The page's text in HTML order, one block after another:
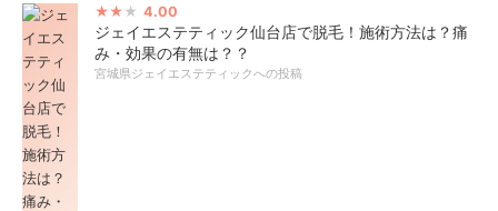
4.00
ジェイエステティック仙台店で脱毛！施術方法は？痛
み・効果の有無は？？
宮城県ジェイエステティックへの投稿